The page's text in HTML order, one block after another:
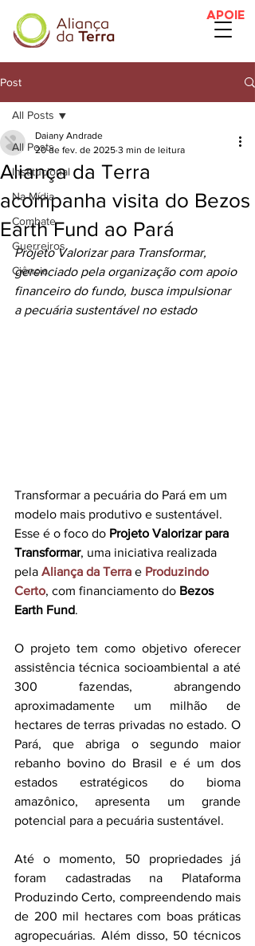
APOIE
Post
All Posts
Institucional
Na Mídia
Combate
Guerreiros
Ciência
All Posts
Aliança da Terra
acompanha visita do Bezos
Earth Fund ao Pará
Daiany Andrade
20 de fev. de 2025 3 min de leitura
Projeto Valorizar para Transformar,
gerenciado pela organização com apoio
financeiro do fundo, busca impulsionar
a pecuária sustentável no estado
Transformar a pecuária do Pará em um
modelo mais produtivo e sustentável.
Esse é o foco do Projeto Valorizar para
Transformar, uma iniciativa realizada
pela Aliança da Terra e Produzindo
Certo, com financiamento do Bezos
Earth Fund.
O projeto tem como objetivo oferecer
assistência técnica socioambiental a até
300 fazendas, abrangendo
aproximadamente um milhão de
hectares de terras privadas no estado. O
Pará, que abriga o segundo maior
rebanho bovino do Brasil e é um dos
estados estratégicos do bioma
amazônico, apresenta um grande
potencial para a pecuária sustentável.
Até o momento, 50 propriedades já
foram cadastradas na Plataforma
Produzindo Certo, compreendendo mais
de 200 mil hectares com boas práticas
agropecuárias. Além disso, 50 técnicos